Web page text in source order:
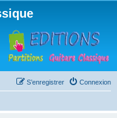
Connexion
S’enregistrer